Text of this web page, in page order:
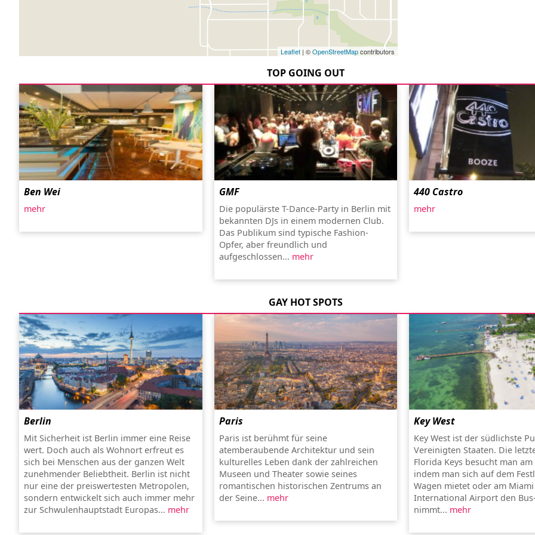
Leaflet| ©OpenStreetMapcontributors
TOP GOING OUT
Ben Wei
mehr
GMF
Die populärste T-Dance-Party in Berlin mit
bekannten DJs in einem modernen Club.
Das Publikum sind typische Fashion-
Opfer, aber freundlich und
aufgeschlossen... mehr
440 Castro
mehr
GAY HOT SPOTS
Berlin
Mit Sicherheit ist Berlin immer eine Reise
wert. Doch auch als Wohnort erfreut es
sich bei Menschen aus der ganzen Welt
zunehmender Beliebtheit. Berlin ist nicht
nur eine der preiswertesten Metropolen,
sondern entwickelt sich auch immer mehr
zur Schwulenhauptstadt Europas... mehr
Paris
Paris ist berühmt für seine
atemberaubende Architektur und sein
kulturelles Leben dank der zahlreichen
Museen und Theater sowie seines
romantischen historischen Zentrums an
der Seine... mehr
Key West
Key West ist der südlichste
Vereinigten Staaten. Die
Florida Keys besucht man
indem man sich auf dem
Wagen mietet oder am Miami
International Airport den
nimmt... mehr